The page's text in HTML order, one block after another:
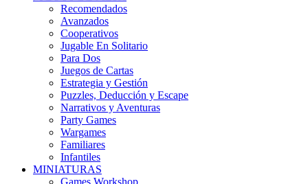
Recomendados
Avanzados
Cooperativos
Jugable En Solitario
Para Dos
Juegos de Cartas
Estrategia y Gestión
Puzzles, Deducción y Escape
Narrativos y Aventuras
Party Games
Wargames
Familiares
Infantiles
MINIATURAS
Games Workshop